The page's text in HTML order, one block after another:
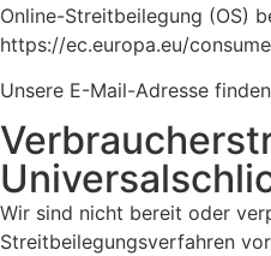
Online-Streitbeilegung (OS)
https://ec.europa.eu/
Unsere E-Mail-Adresse
Wir sind nicht bereit oder
Streitbeilegungsverfahren